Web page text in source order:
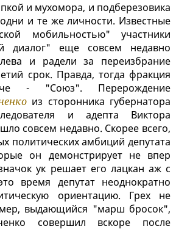
и мухомора, и подберезовика
и те же личности. Известные
мобильностью" участники
диалог" еще совсем недавно
и радели за переизбрание
срок. Правда, тогда фракция
- "Союз". Перерождение
из сторонника губернатора
и адепта Виктора
совсем недавно. Скорее всего,
политических амбиций депутата
он демонстрирует не впер
ук решает его лацкан аж с
время депутат неоднократно
ориентацию. Грех не
выдающийся "марш бросок",
совершил вскоре после